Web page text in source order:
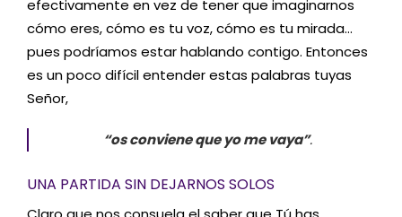
efectivamente en vez de tener que imaginarnos
cómo eres, cómo es tu voz, cómo es tu mirada…
pues podríamos estar hablando contigo. Entonces
es un poco difícil entender estas palabras tuyas
Señor,
“os conviene que yo me vaya”.
UNA PARTIDA SIN DEJARNOS SOLOS